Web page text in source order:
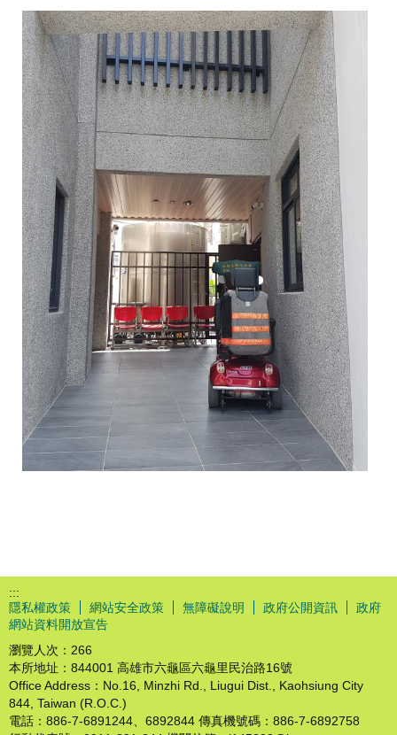
:::
隱私權政策
網站安全政策 無障礙說明 政府公開資訊
政府
網站資料開放宣告
瀏覽人次： 266
本所地址：844001 高雄市六龜區六龜里民治路16號
Office Address：No.16, Minzhi Rd., Liugui Dist., Kaohsiung City
844, Taiwan (R.O.C.)
電話：886-7-6891244、6892844 傳真機號碼：886-7-6892758